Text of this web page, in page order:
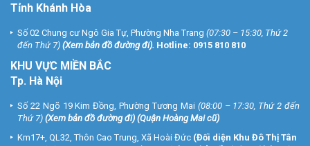
Tỉnh Khánh Hòa
Số 02 Chung cư Ngô Gia Tự, Phường Nha Trang (07:30 – 15:30, Thứ 2
đến Thứ 7) (Xem bản đồ đường đi). Hotline: 0915 810 810
KHU VỰC MIỀN BẮC
Tp. Hà Nội
Số 22 Ngõ 19 Kim Đồng, Phường Tương Mai (08:00 – 17:30, Thứ 2 đến
Thứ 7) (Xem bản đồ đường đi) (Quận Hoàng Mai cũ)
Km17+, QL32, Thôn Cao Trung, Xã Hoài Đức (Đối diện Khu Đô Thị Tân